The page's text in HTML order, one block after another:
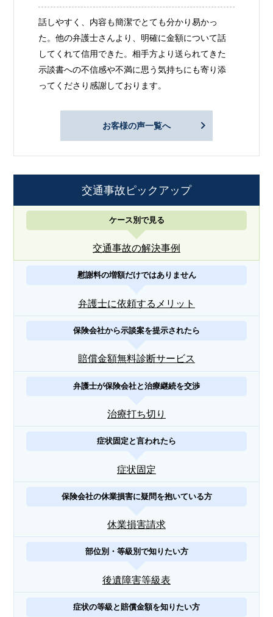
話しやすく、内容も簡潔でとても分かり易かっ
た。他の弁護士さんより、明確に金額について話
してくれて信用できた。相手方より送られてきた
示談書への不信感や不満に思う気持ちにも寄り添
ってくださり感謝しております。
お客様の声一覧へ
交通事故ピックアップ
ケース別で見る
交通事故の解決事例
慰謝料の増額だけではありません
弁護士に依頼するメリット
保険会社から示談案を提示されたら
賠償金額無料診断サービス
弁護士が保険会社と治療継続を交渉
治療打ち切り
症状固定と言われたら
症状固定
保険会社の休業損害に疑問を抱いている方
休業損害請求
部位別・等級別で知りたい方
後遺障害等級表
症状の等級と賠償金額を知りたい方